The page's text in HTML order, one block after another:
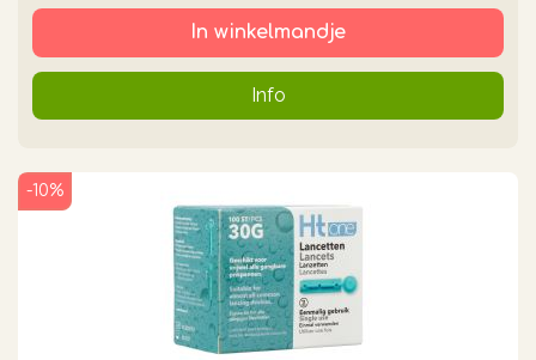
In winkelmandje
Info
-10%